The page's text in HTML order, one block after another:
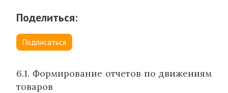
Поделиться:
Подписаться
6.1. Формирование отчетов по движениям
товаров